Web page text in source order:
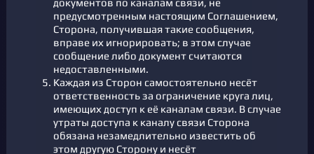
документов по каналам связи, не
предусмотренным настоящим Соглашением,
Сторона, получившая такие сообщения,
вправе их игнорировать; в этом случае
сообщение либо документ считаются
недоставленными.
Каждая из Сторон самостоятельно несёт
ответственность за ограничение круга лиц,
имеющих доступ к её каналам связи. В случае
утраты доступа к каналу связи Сторона
обязана незамедлительно известить об
этом другую Сторону и несёт